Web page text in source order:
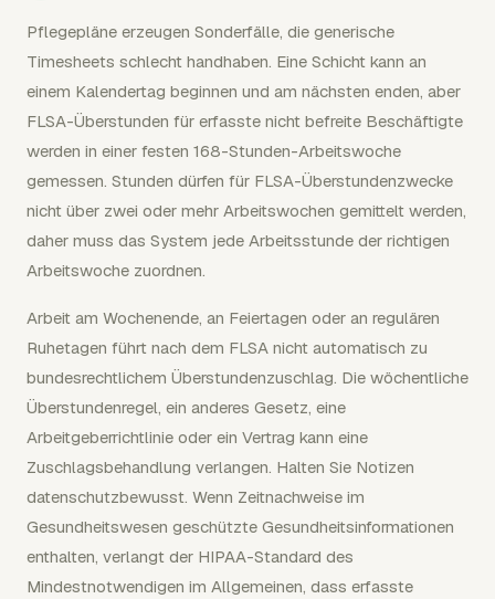
Pflegepläne erzeugen Sonderfälle, die generische
Timesheets schlecht handhaben. Eine Schicht kann an
einem Kalendertag beginnen und am nächsten enden, aber
FLSA-Überstunden für erfasste nicht befreite Beschäftigte
werden in einer festen 168-Stunden-Arbeitswoche
gemessen. Stunden dürfen für FLSA-Überstundenzwecke
nicht über zwei oder mehr Arbeitswochen gemittelt werden,
daher muss das System jede Arbeitsstunde der richtigen
Arbeitswoche zuordnen.
Arbeit am Wochenende, an Feiertagen oder an regulären
Ruhetagen führt nach dem FLSA nicht automatisch zu
bundesrechtlichem Überstundenzuschlag. Die wöchentliche
Überstundenregel, ein anderes Gesetz, eine
Arbeitgeberrichtlinie oder ein Vertrag kann eine
Zuschlagsbehandlung verlangen. Halten Sie Notizen
datenschutzbewusst. Wenn Zeitnachweise im
Gesundheitswesen geschützte Gesundheitsinformationen
enthalten, verlangt der HIPAA-Standard des
Mindestnotwendigen im Allgemeinen, dass erfasste